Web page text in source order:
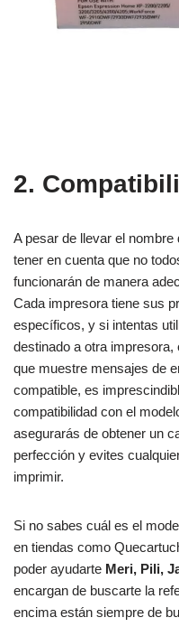
2.
A pesar de llevar el
tener en cuenta que no
funcionarán de manera
Cada impresora tiene sus
específicos, y si intentas
destinado a otra
que muestre mensajes de
compatible, es
compatibilidad con el
asegurarás de obtener un
perfección y evites
imprimir.
Si no sabes cuál es el
en tiendas como
poder ayudarte Meri, Pili,
encargan de buscarte la
encima están siempre de